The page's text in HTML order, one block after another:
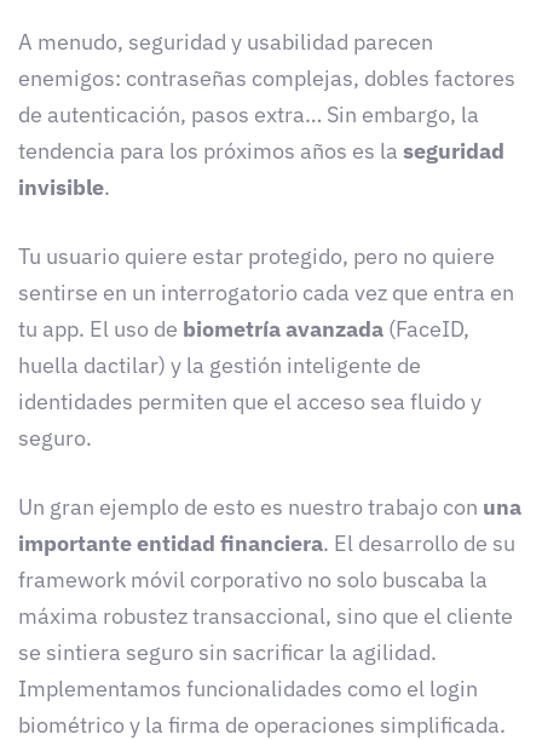
A menudo, seguridad y usabilidad parecen
enemigos: contraseñas complejas, dobles factores
de autenticación, pasos extra… Sin embargo, la
tendencia para los próximos años es la seguridad
invisible.
Tu usuario quiere estar protegido, pero no quiere
sentirse en un interrogatorio cada vez que entra en
tu app. El uso de biometría avanzada (FaceID,
huella dactilar) y la gestión inteligente de
identidades permiten que el acceso sea fluido y
seguro.
Un gran ejemplo de esto es nuestro trabajo con una
importante entidad financiera. El desarrollo de su
framework móvil corporativo no solo buscaba la
máxima robustez transaccional, sino que el cliente
se sintiera seguro sin sacrificar la agilidad.
Implementamos funcionalidades como el login
biométrico y la firma de operaciones simplificada.